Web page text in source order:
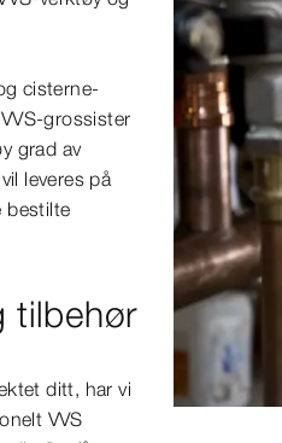
cisterne-
grossister
grad av
leveres på
bestilte
tilbehør
ditt, har vi
VVS